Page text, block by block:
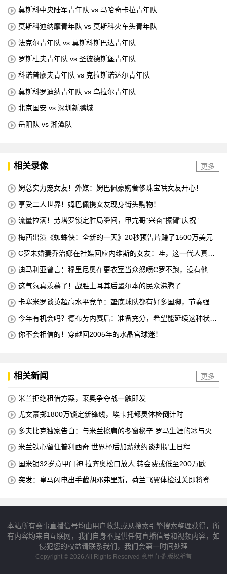
莫斯科中央陆军青年队 vs 马哈奇卡拉青年队
莫斯科迪纳摩青年队 vs 莫斯科火车头青年队
法克尔青年队 vs 莫斯科斯巴达青年队
罗斯杜夫青年队 vs 圣彼德斯堡青年队
科诺普廖夫青年队 vs 克拉斯诺达尔青年队
莫斯科罗迪纳青年队 vs 乌拉尔青年队
北京国安 vs 深圳新鹏城
岳阳队 vs 湘潭队
相关录像 更多
姆总实力宠女友！外媒：姆巴佩豪购奢侈珠宝哄女友开心！
享受二人世界！姆巴佩携女友现身街头购物！
流量拉满！劳塔罗锁定胜局瞬间，甲亢哥“兴奋”振臂“庆祝”
梅西出演《蜘蛛侠：全新的一天》20秒预告片赚了1500万美元
C罗未婚妻乔治娜在社媒回应内维斯的女友：哇，这一代人真劲
迪马利亚曾言：穆里尼奥在更衣室当众怒喷C罗不跑，没有他不
这气氛真羡慕了！战胜土耳其后墨尔本的民众沸腾了
卡塞米罗谈英超高水平竞争：垫底球队都有好多国脚，节奏强度
今年有机会吗？德布劳内赛后：准备充分，希望能延续这种状
你不会相信的！穿越回2005年的水晶宫球迷！
相关新闻 更多
米兰拒绝租借方案，莱奥争夺战一触即发
尤文豪掷1800万锁定新锋线，埃卡托都灵体检倒计时
多夫比克独家告白：与米兰擦肩的冬窗秘辛 罗马生涯的冰与火之
米兰铁心留住普利西奇 世界杯后加薪续约谈判提上日程
国米锁32岁意甲门神 拉齐奥松口放人 转会费或低至200万欧
突发：皇马闪电出手截胡邓弗里斯，荷兰飞翼体检过关即将登陆
本站所有赛事直播信号均由用户收集或从搜索引擎搜索整理获得，所
有内容均来自互联网，我们自身不提供任何直播信号和视频内容，如
侵犯您的权益请联系我们，我们会第一时间处理
Copyright © 2026 All Rights Reserved 意甲直播 版权所有